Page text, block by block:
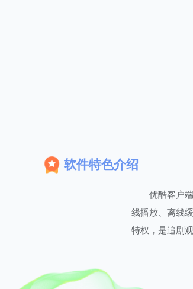
软件特色介绍
优酷客户
线播放、离线
特权，是追剧